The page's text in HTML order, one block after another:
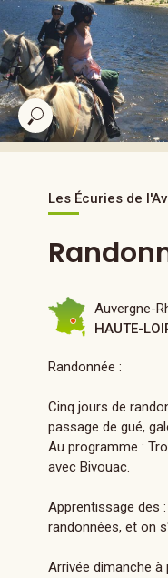
Les Écuries de
Auvergne-
HAUTE-
Randonnée :
Cinq jours de
passage de gué,
Au programme :
avec Bivouac.
Apprentissage des
randonnées, et on
Arrivée dimanche à